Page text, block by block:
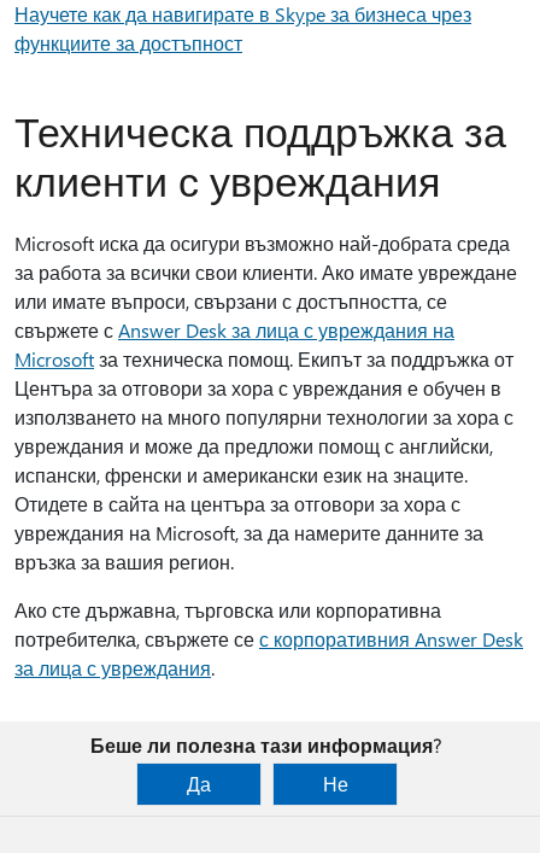
Научете как да навигирате в Skype за бизнеса чрез
функциите за достъпност
Техническа поддръжка за
клиенти с увреждания
Microsoft иска да осигури възможно най-добрата среда
за работа за всички свои клиенти. Ако имате увреждане
или имате въпроси, свързани с достъпността, се
свържете сAnswer Desk за лица с увреждания на
Microsoftза техническа помощ. Екипът за поддръжка от
Центъра за отговори за хора с увреждания е обучен в
използването на много популярни технологии за хора с
увреждания и може да предложи помощ с английски,
испански, френски и американски език на знаците.
Отидете в сайта на центъра за отговори за хора с
увреждания на Microsoft, за да намерите данните за
връзка за вашия регион.
Ако сте държавна, търговска или корпоративна
потребителка, свържете сес корпоративния Answer Desk
за лица с увреждания.
Беше ли полезна тази информация?
Да
Не